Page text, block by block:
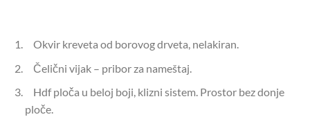
Okvir kreveta od borovog drveta, nelakiran.
Čelični vijak – pribor za nameštaj.
Hdf ploča u beloj boji, klizni sistem. Prostor bez donje
ploče.